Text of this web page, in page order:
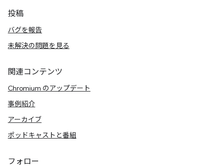
投稿
バグを報告
未解決の問題を見る
関連コンテンツ
Chromium のアップデート
事例紹介
アーカイブ
ポッドキャストと番組
フォロー